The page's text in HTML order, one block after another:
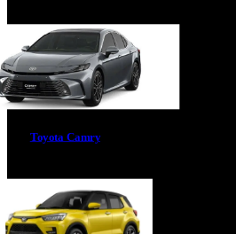
Toyota Camry